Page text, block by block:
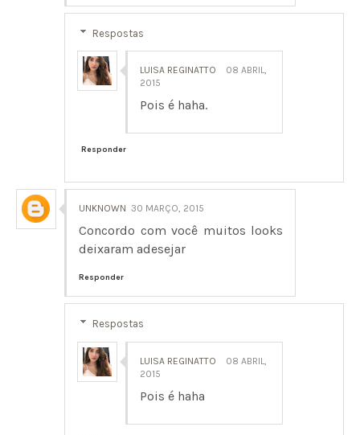
Respostas
LUISA REGINATTO
08 ABRIL,
2015
Pois é haha.
Responder
UNKNOWN 30 MARÇO, 2015
Concordo com você muitos looks
deixaram adesejar
Responder
Respostas
LUISA REGINATTO
08 ABRIL,
2015
Pois é haha